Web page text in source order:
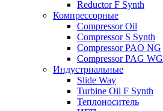
Reductor F Synth
Компрессорные
Compressor Oil
Compressor S Synth
Compressor PAO NG
Compressor PAG WG
Индустриальные
Slide Way
Turbine Oil F Synth
Теплоноситель